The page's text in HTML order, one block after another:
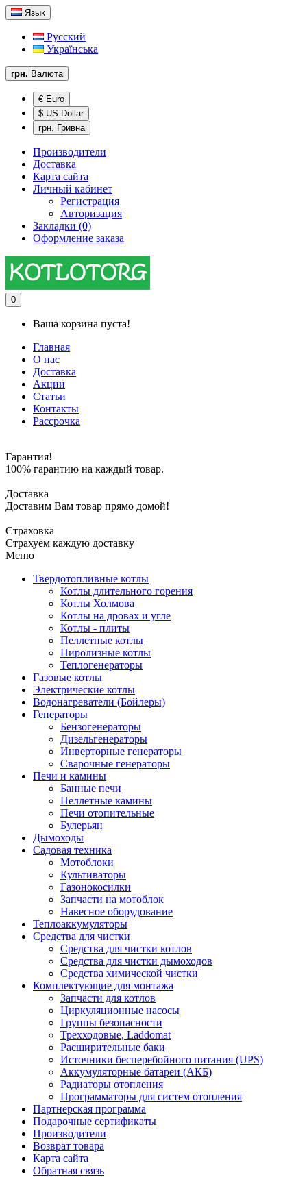
Язык
Русский
Українська
грн. Валюта
€ Euro
$ US Dollar
грн. Гривна
Производители
Доставка
Карта сайта
Личный кабинет
Регистрация
Авторизация
Закладки (0)
Оформление заказа
0
Ваша корзина пуста!
Главная
О нас
Доставка
Акции
Статьи
Контакты
Рассрочка
Гарантия!
100% гарантию на каждый товар.
Доставка
Доставим Вам товар прямо домой!
Страховка
Страхуем каждую доставку
Меню
Твердотопливные котлы
Котлы длительного горения
Котлы Холмова
Котлы на дровах и угле
Котлы - плиты
Пеллетные котлы
Пиролизные котлы
Теплогенераторы
Газовые котлы
Электрические котлы
Водонагреватели (Бойлеры)
Генераторы
Бензогенераторы
Дизельгенераторы
Инверторные генераторы
Сварочные генераторы
Печи и камины
Банные печи
Пеллетные камины
Печи отопительные
Булерьян
Дымоходы
Садовая техника
Мотоблоки
Культиваторы
Газонокосилки
Запчасти на мотоблок
Навесное оборудование
Теплоаккумуляторы
Средства для чистки
Средства для чистки котлов
Средства для чистки дымоходов
Средства химической чистки
Комплектующие для монтажа
Запчасти для котлов
Циркуляционные насосы
Группы безопасности
Трехходовые, Laddomat
Расширительные баки
Источники бесперебойного питания (UPS)
Аккумуляторные батареи (АКБ)
Радиаторы отопления
Программаторы для систем отопления
Партнерская программа
Подарочные сертификаты
Производители
Возврат товара
Карта сайта
Обратная связь